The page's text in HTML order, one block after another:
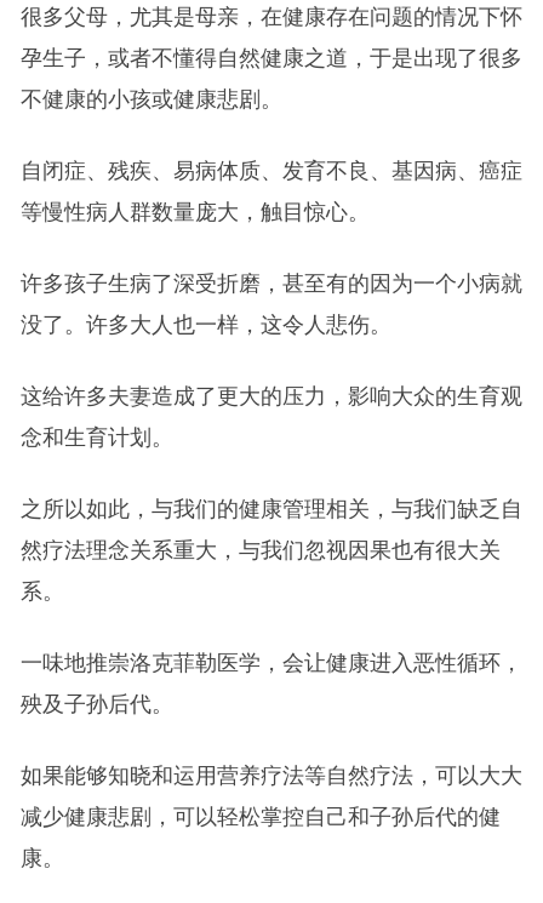
很多父母，尤其是母亲，在健康存在问题的情况下怀
孕生子，或者不懂得自然健康之道，于是出现了很多
不健康的小孩或健康悲剧。
自闭症、残疾、易病体质、发育不良、基因病、癌症
等慢性病人群数量庞大，触目惊心。
许多孩子生病了深受折磨，甚至有的因为一个小病就
没了。许多大人也一样，这令人悲伤。
这给许多夫妻造成了更大的压力，影响大众的生育观
念和生育计划。
之所以如此，与我们的健康管理相关，与我们缺乏自
然疗法理念关系重大，与我们忽视因果也有很大关
系。
一味地推崇洛克菲勒医学，会让健康进入恶性循环，
殃及子孙后代。
如果能够知晓和运用营养疗法等自然疗法，可以大大
减少健康悲剧，可以轻松掌控自己和子孙后代的健
康。